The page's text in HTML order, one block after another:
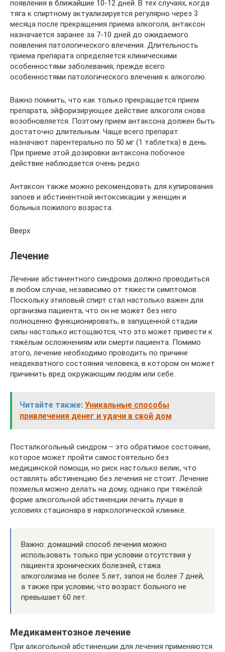
появления в ближайшие 10-12 дней. В тех случаях, когда
тяга к спиртному актуализируется регулярно через 3
месяца после прекращения приема алкоголя, антаксон
назначается заранее за 7-10 дней до ожидаемого
появления патологического влечения. Длительность
приема препарата определяется клиническими
особенностями заболевания, прежде всего
особенностями патологического влечения к алкоголю.
Важно помнить, что как только прекращается прием
препарата, эйфоризирующее действие алкоголя снова
возобновляется. Поэтому прием антаксона должен быть
достаточно длительным. Чаще всего препарат
назначают парентерально по 50 мг (1 таблетка) в день.
При приеме этой дозировки антаксона побочное
действие наблюдается очень редко.
Антаксон также можно рекомендовать для купирования
запоев и абстинентной интоксикации у женщин и
больных пожилого возраста.
Вверх
Лечение
Лечение абстинентного синдрома должно проводиться
в любом случае, независимо от тяжести симптомов.
Поскольку этиловый спирт стал настолько важен для
организма пациента, что он не может без него
полноценно функционировать, в запущенной стадии
силы настолько истощаются, что это может привести к
тяжёлым осложнениям или смерти пациента. Помимо
этого, лечение необходимо проводить по причине
неадекватного состояния человека, в котором он может
причинить вред окружающим людям или себе.
Читайте также: Уникальные способы
привлечения денег и удачи в свой дом
Посталкогольный синдром – это обратимое состояние,
которое может пройти самостоятельно без
медицинской помощи, но риск настолько велик, что
оставлять абстиненцию без лечения не стоит. Лечение
похмелья можно делать на дому, однако при тяжёлой
форме алкогольной абстиненции лечить лучше в
условиях стационара в наркологической клинике.
Важно: домашний способ лечения можно
использовать только при условии отсутствия у
пациента хронических болезней, стажа
алкоголизма не более 5 лет, запоя не более 7 дней,
а также при условии, что возраст больного не
превышает 60 лет.
Медикаментозное лечение
При алкогольной абстиненции для лечения применяются